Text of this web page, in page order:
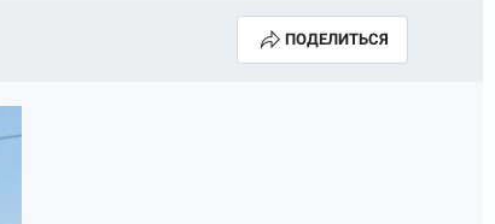
ПОДЕЛИТЬСЯ